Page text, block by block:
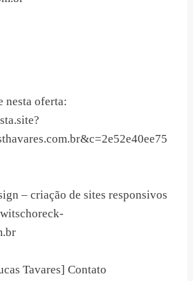
nesta oferta:
– criação de sites responsivos
witschoreck-
Tavares] Contato